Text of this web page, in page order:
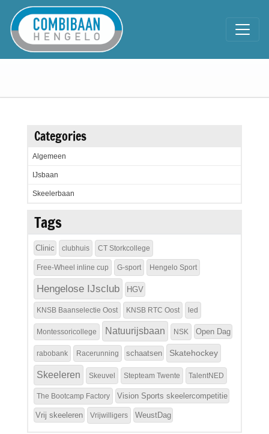
Categories
Algemeen
IJsbaan
Skeelerbaan
Tags
Clinic clubhuis CT Storkcollege
Free-Wheel inline cup G-sport Hengelo Sport
Hengelose IJsclub HGV
KNSB Baanselectie Oost KNSB RTC Oost led
Montessoricollege Natuurijsbaan NSK Open Dag
rabobank Racerunning schaatsen Skatehockey
Skeeleren Skeuvel Stepteam Twente TalentNED
The Bootcamp Factory Vision Sports skeelercompetitie
Vrij skeeleren Vrijwilligers WeustDag